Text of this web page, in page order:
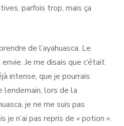
parfois trop, mais ça
de l’ayahuasca. Le
Je me disais que c’était
intense, que je pourrais
lors de la
je ne me suis pas
je n’ai pas repris de « potion ».